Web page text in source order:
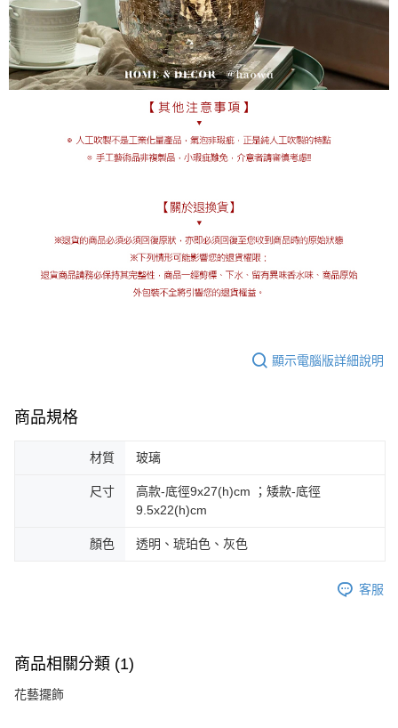
顯示電腦版詳細說明
商品規格
材質 玻璃
尺寸
高款-底徑9x27(h)cm ；矮款-底徑
9.5x22(h)cm
顏色 透明、琥珀色、灰色
客服
商品相關分類 (1)
花藝擺飾